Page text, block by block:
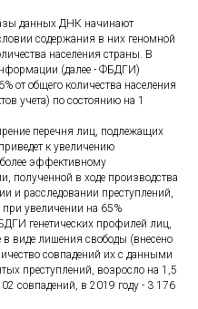
данных ДНК начинают
содержания в них геномной
населения страны. В
(далее - ФБДГИ)
от общего количества населения
учета) по состоянию на 1
перечня лиц, подлежащих
к увеличению
эффективному
полученной в ходе производства
и расследовании преступлений,
увеличении на 65%
генетических профилей лиц,
виде лишения свободы (внесено
совпадений их с данными
преступлений, возросло на 1,5
совпадений, в 2019 году - 3 176